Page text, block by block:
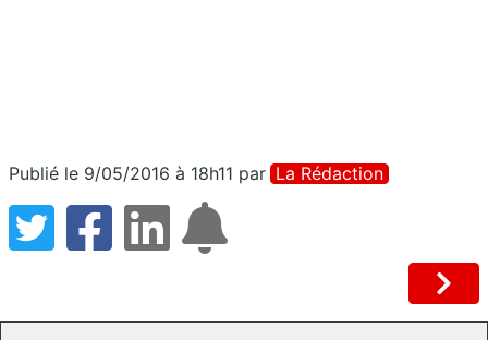
Publié le 9/05/2016 à 18h11 par La Rédaction